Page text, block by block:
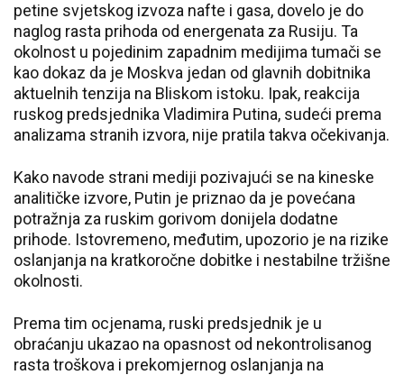
petine svjetskog izvoza nafte i gasa, dovelo je do
naglog rasta prihoda od energenata za Rusiju. Ta
okolnost u pojedinim zapadnim medijima tumači se
kao dokaz da je Moskva jedan od glavnih dobitnika
aktuelnih tenzija na Bliskom istoku. Ipak, reakcija
ruskog predsjednika Vladimira Putina, sudeći prema
analizama stranih izvora, nije pratila takva očekivanja.
Kako navode strani mediji pozivajući se na kineske
analitičke izvore, Putin je priznao da je povećana
potražnja za ruskim gorivom donijela dodatne
prihode. Istovremeno, međutim, upozorio je na rizike
oslanjanja na kratkoročne dobitke i nestabilne tržišne
okolnosti.
Prema tim ocjenama, ruski predsjednik je u
obraćanju ukazao na opasnost od nekontrolisanog
rasta troškova i prekomjernog oslanjanja na